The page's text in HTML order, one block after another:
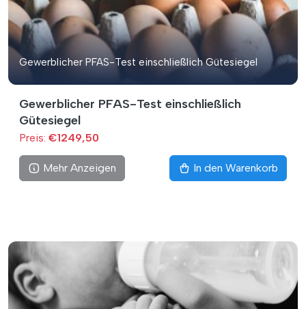
Gewerblicher PFAS-Test einschließlich Gütesiegel
Gewerblicher PFAS-Test einschließlich
Gütesiegel
Preis: €1249,50
Mehr Anzeigen In den Warenkorb